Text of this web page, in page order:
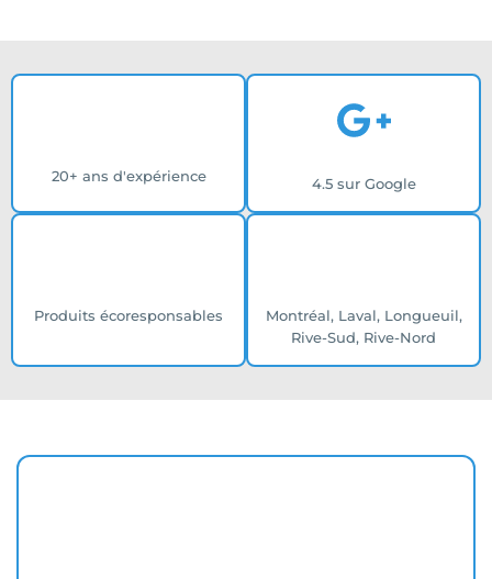
20+ ans d'expérience 4.5 sur Google
Produits écoresponsables
Montréal, Laval, Longueuil,
Rive-Sud, Rive-Nord